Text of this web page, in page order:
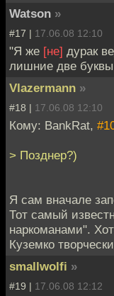
Watson »
#17 | 17.06.08 12:10
"Я же [не] дурак
лишние две буквы
Vlazermann »
#18 | 17.06.08 12:10
Кому: BankRat,
> Позднер?)
Я сам вначале
Тот самый
наркоманами".
Куземко
smallwolfi »
#19 | 17.06.08 12:12